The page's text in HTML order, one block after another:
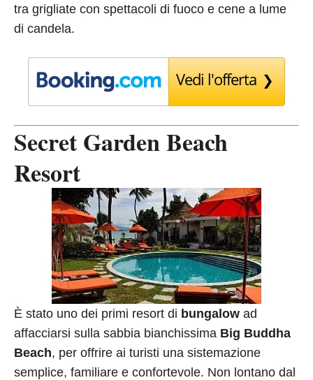
tra grigliate con spettacoli di fuoco e cene a lume
di candela.
Vedi l'offerta
Secret Garden Beach
Resort
È stato uno dei primi resort di bungalow ad
affacciarsi sulla sabbia bianchissima Big Buddha
Beach, per offrire ai turisti una sistemazione
semplice, familiare e confortevole. Non lontano dal